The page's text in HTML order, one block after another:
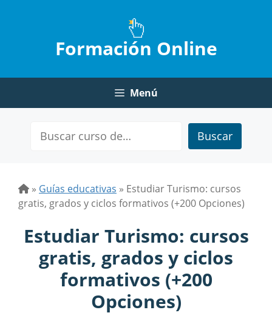
Formación Online
Menú
Buscar
» Guías educativas » Estudiar Turismo: cursos
gratis, grados y ciclos formativos (+200 Opciones)
Estudiar Turismo: cursos
gratis, grados y ciclos
formativos (+200
Opciones)